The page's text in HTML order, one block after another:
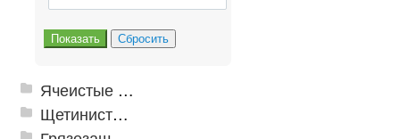
Ячеистые грязезащитные покрытия
Щетинистые покрытия